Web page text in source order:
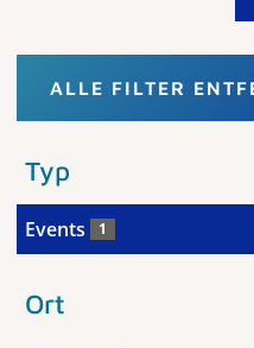
ALLE FILTER
Typ
Events 1
Ort